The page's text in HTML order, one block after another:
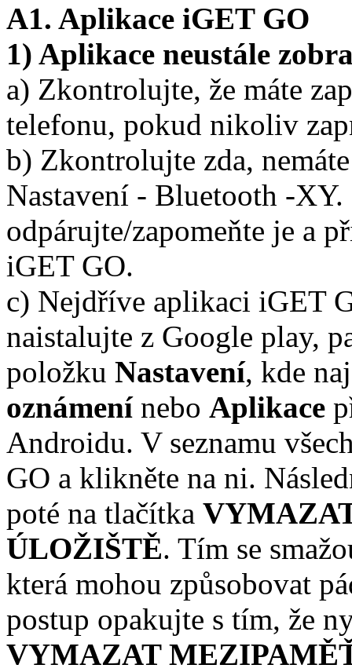
A1. Aplikace iGET GO
1) Aplikace neustále
a) Zkontrolujte, že máte
telefonu, pokud nikoliv
b) Zkontrolujte zda,
Nastavení - Bluetooth -XY.
odpárujte/zapomeňte je a
iGET GO.
c) Nejdříve aplikaci iGET
naistalujte z Google play,
položku Nastavení, kde
oznámenínebo Aplikace
Androidu. V seznamu
GO a klikněte na ni.
poté na tlačítka
ÚLOŽIŠTĚ. Tím se
která mohou způsobovat
postup opakujte s tím, že
VYMAZAT